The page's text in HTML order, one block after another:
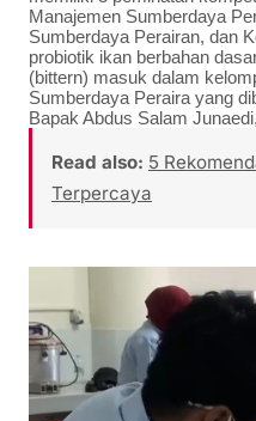
Manajemen Sumberdaya
Sumberdaya Perairan, dan
probiotik ikan berbahan
(bittern) masuk dalam
Sumberdaya Peraira yang
Bapak Abdus Salam
Read also: 5
Terpercaya